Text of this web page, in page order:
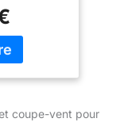
S
votre
couches,
coupe-vent pour